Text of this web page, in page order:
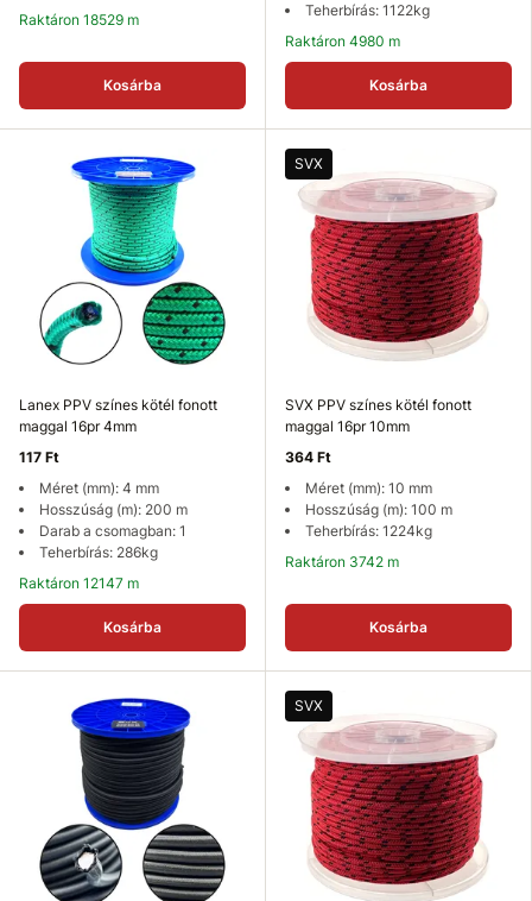
Raktáron 18529 m
Kosárba
Teherbírás: 1122kg
Raktáron 4980 m
Kosárba
Lanex PPV színes kötél fonott
maggal 16pr 4mm
117 Ft
Méret (mm): 4 mm
Hosszúság (m): 200 m
Darab a csomagban: 1
Teherbírás: 286kg
Raktáron 12147 m
Kosárba
SVX
SVX PPV színes kötél fonott
maggal 16pr 10mm
364 Ft
Méret (mm): 10 mm
Hosszúság (m): 100 m
Teherbírás: 1224kg
Raktáron 3742 m
Kosárba
SVX